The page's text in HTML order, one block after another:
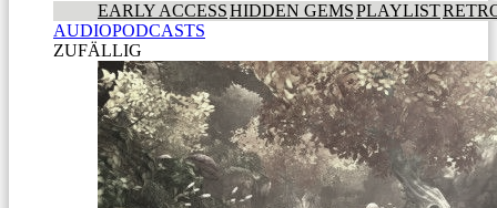
EARLY ACCESSHIDDEN GEMSPLAYLIST
AUDIOPODCASTS
ZUFÄLLIG